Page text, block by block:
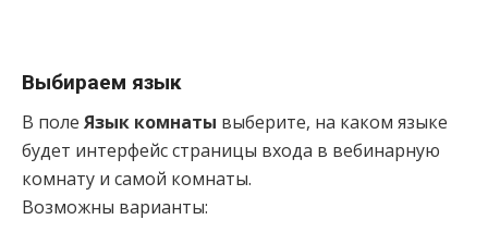
Выбираем язык
В поле Язык комнаты выберите, на каком языке
будет интерфейс страницы входа в вебинарную
комнату и самой комнаты.
Возможны варианты: